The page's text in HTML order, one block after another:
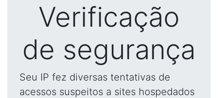
Verificação
de segurança
Seu IP fez diversas tentativas de
acessos suspeitos a sites hospedados